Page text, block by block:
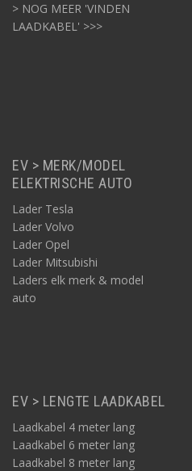
> NOG MEER 'VINDEN
LAADKABEL' >>>
EV > MERK/MODEL
ELEKTRISCHE AUTO
Lader Tesla
Lader Volvo
Lader Opel
Lader Mitsubishi
Laders elk merk & model
auto
EV > LENGTE LAADKABEL
Laadkabel 4 meter lang
Laadkabel 6 meter lang
Laadkabel 8 meter lang